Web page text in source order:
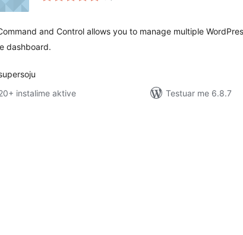
and Control allows you to manage multiple
dashboard.
instalime aktive
Testuar me 6.8.7